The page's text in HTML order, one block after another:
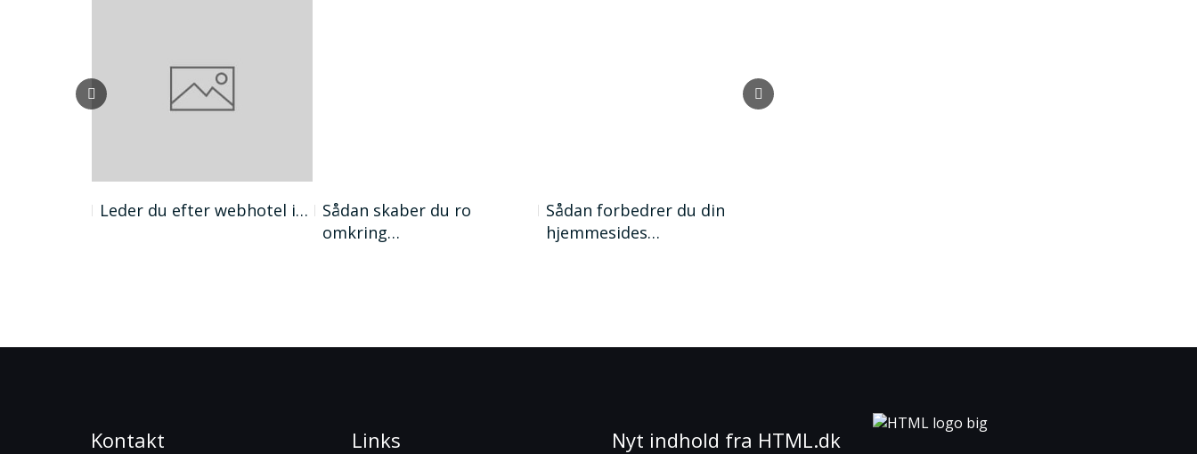
Leder du efter webhotel i…
Sådan skaber du ro
omkring…
Sådan forbedrer du din
hjemmesides…
Kontakt Links Nyt indhold fra HTML.dk